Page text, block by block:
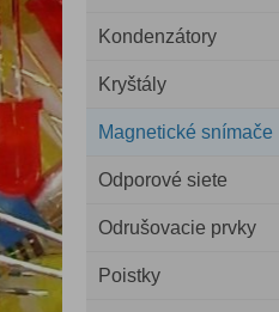
Kondenzátory
Kryštály
Magnetické snímače
Odporové siete
Odrušovacie prvky
Poistky